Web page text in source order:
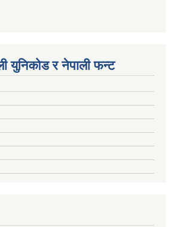
युनिकोड र नेपाली फन्ट